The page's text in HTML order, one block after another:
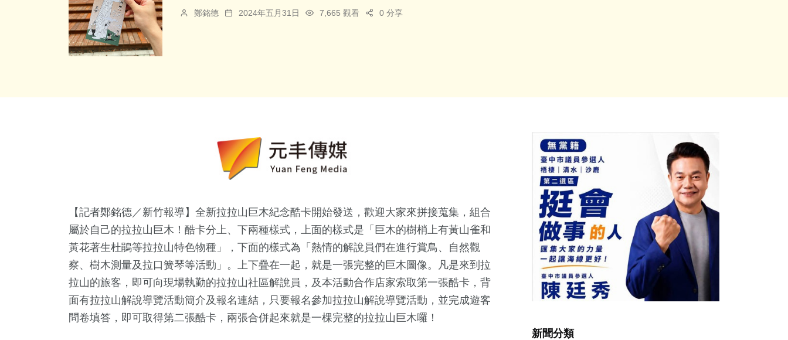
鄭銘德 2024年五月31日 7,665 觀看 0 分享
【記者鄭銘德／新竹報導】全新拉拉山巨木紀念酷卡開始發送，歡迎大家來拼接蒐集，組合
屬於自己的拉拉山巨木！酷卡分上、下兩種樣式，上面的樣式是「巨木的樹梢上有黃山雀和
黃花著生杜鵑等拉拉山特色物種」，下面的樣式為「熱情的解說員們在進行賞鳥、自然觀
察、樹木測量及拉口簧琴等活動」。上下疊在一起，就是一張完整的巨木圖像。凡是來到拉
拉山的旅客，即可向現場執勤的拉拉山社區解說員，及本活動合作店家索取第一張酷卡，背
面有拉拉山解說導覽活動簡介及報名連結，只要報名參加拉拉山解說導覽活動，並完成遊客
問卷填答，即可取得第二張酷卡，兩張合併起來就是一棵完整的拉拉山巨木囉！
新聞分類